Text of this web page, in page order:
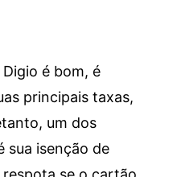
é bom, é
principais taxas,
um dos
sua isenção de